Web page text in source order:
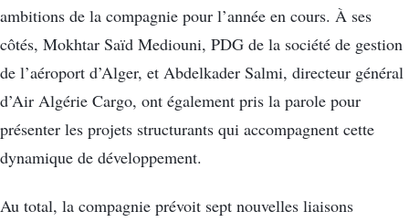
ambitions de la compagnie pour l’année en cours. À ses
côtés, Mokhtar Saïd Mediouni, PDG de la société de gestion
de l’aéroport d’Alger, et Abdelkader Salmi, directeur général
d’Air Algérie Cargo, ont également pris la parole pour
présenter les projets structurants qui accompagnent cette
dynamique de développement.
Au total, la compagnie prévoit sept nouvelles liaisons